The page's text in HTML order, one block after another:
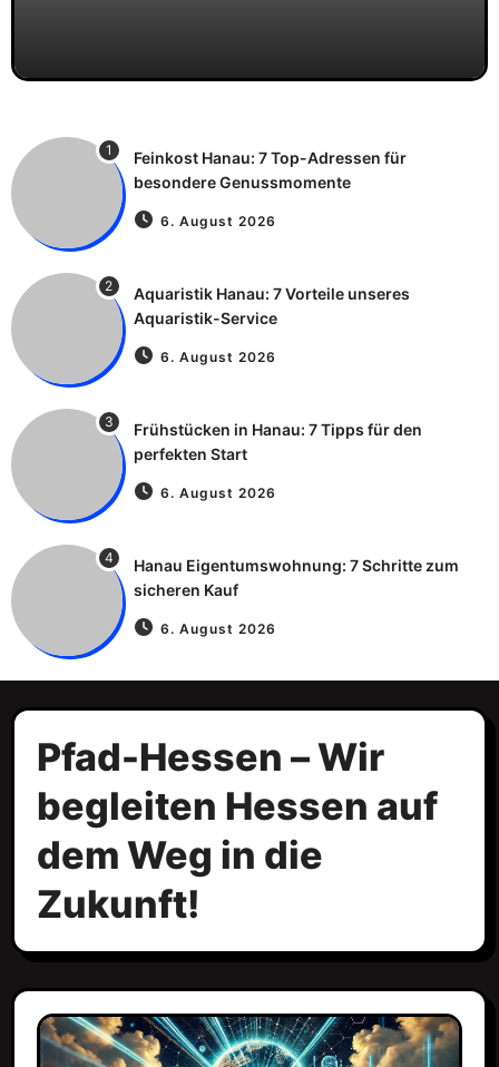
1
Feinkost Hanau: 7 Top-Adressen für
besondere Genussmomente
6. August 2026
2
Aquaristik Hanau: 7 Vorteile unseres
Aquaristik-Service
6. August 2026
3
Frühstücken in Hanau: 7 Tipps für den
perfekten Start
6. August 2026
4
Hanau Eigentumswohnung: 7 Schritte zum
sicheren Kauf
6. August 2026
Pfad-Hessen – Wir
begleiten Hessen auf
dem Weg in die
Zukunft!